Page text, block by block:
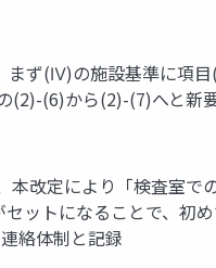
まず(Ⅳ)の施設基準に項
(2)-(6)から(2)-(7)へと新
本改定により「検査室
ットになることで、初
絡体制と記録